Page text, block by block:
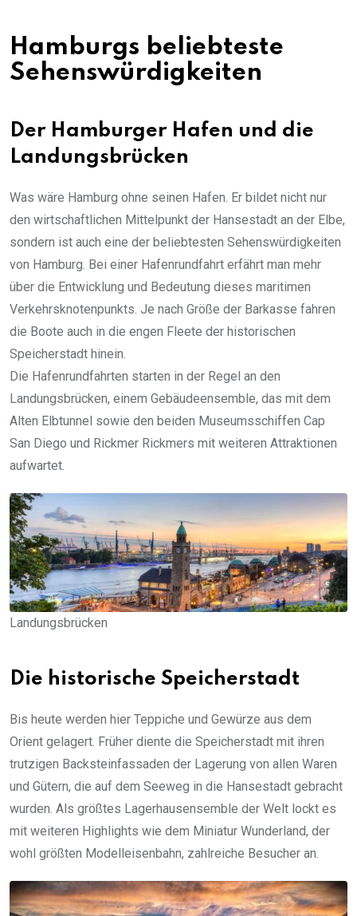
Hamburgs beliebteste
Sehenswürdigkeiten
Der Hamburger Hafen und die
Landungsbrücken
Was wäre Hamburg ohne seinen Hafen. Er bildet nicht nur
den wirtschaftlichen Mittelpunkt der Hansestadt an der Elbe,
sondern ist auch eine der beliebtesten Sehenswürdigkeiten
von Hamburg. Bei einer Hafenrundfahrt erfährt man mehr
über die Entwicklung und Bedeutung dieses maritimen
Verkehrsknotenpunkts. Je nach Größe der Barkasse fahren
die Boote auch in die engen Fleete der historischen
Speicherstadt hinein.
Die Hafenrundfahrten starten in der Regel an den
Landungsbrücken, einem Gebäudeensemble, das mit dem
Alten Elbtunnel sowie den beiden Museumsschiffen Cap
San Diego und Rickmer Rickmers mit weiteren Attraktionen
aufwartet.
Landungsbrücken
Die historische Speicherstadt
Bis heute werden hier Teppiche und Gewürze aus dem
Orient gelagert. Früher diente die Speicherstadt mit ihren
trutzigen Backsteinfassaden der Lagerung von allen Waren
und Gütern, die auf dem Seeweg in die Hansestadt gebracht
wurden. Als größtes Lagerhausensemble der Welt lockt es
mit weiteren Highlights wie dem Miniatur Wunderland, der
wohl größten Modelleisenbahn, zahlreiche Besucher an.